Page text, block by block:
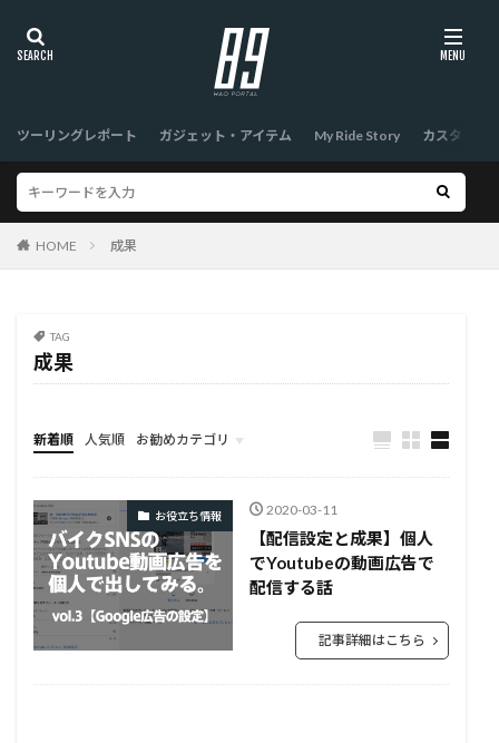
ツーリングレポート ガジェット・アイテム My Ride Story カスタム
HOME 成果
TAG
成果
新着順 人気順 お勧めカテゴリ
TOP
お役立ち情報 2020-03-11
【配信設定と成果】個人
でYoutubeの動画広告で
配信する話
記事詳細はこちら